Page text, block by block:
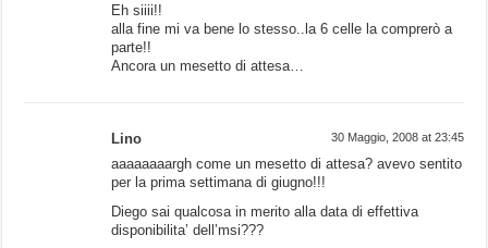
Eh siiii!!
alla fine mi va bene lo stesso..la 6 celle la comprerò a
parte!!
Ancora un mesetto di attesa…
Lino 30 Maggio, 2008 at 23:45
aaaaaaaargh come un mesetto di attesa? avevo sentito
per la prima settimana di giugno!!!
Diego sai qualcosa in merito alla data di effettiva
disponibilita’ dell’msi???